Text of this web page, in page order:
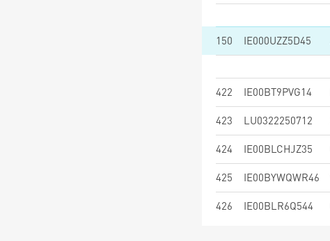
150 IE000UZZ5D45
422 IE00BT9PVG14
423 LU0322250712
424 IE00BLCHJZ35
425 IE00BYWQWR46
426 IE00BLR6Q544